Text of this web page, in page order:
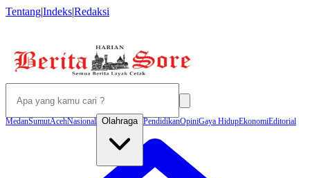
Tentang|Indeks|Redaksi
MedanSumutAcehNasional Olahraga PendidikanOpiniGaya HidupEkonomiEditorial